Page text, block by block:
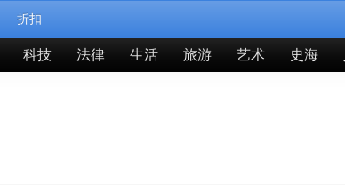
折扣
科技 法律 生活 旅游 艺术 史海